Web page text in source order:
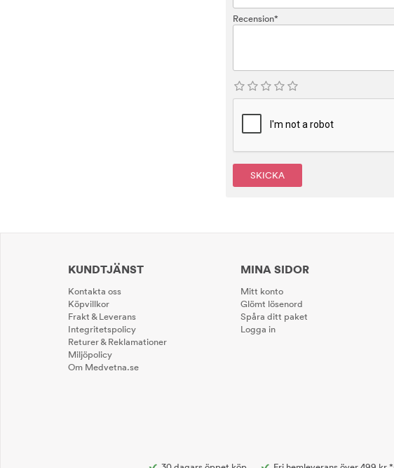
Recension*
SKICKA
KUNDTJÄNST
Kontakta oss
Köpvillkor
Frakt & Leverans
Integritetspolicy
Returer & Reklamationer
Miljöpolicy
Om Medvetna.se
MINA SIDOR
Mitt konto
Glömt lösenord
Spåra ditt paket
Logga in